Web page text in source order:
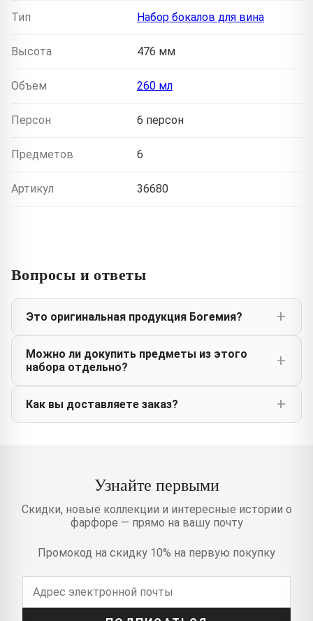
Тип Набор бокалов для вина
Высота 476 мм
Объем 260 мл
Персон 6 персон
Предметов 6
Артикул 36680
Вопросы и ответы
Это оригинальная продукция Богемия?
Можно ли докупить предметы из этого
набора отдельно?
Как вы доставляете заказ?
Узнайте первыми
Скидки, новые коллекции и интересные истории о
фарфоре — прямо на вашу почту
Промокод на скидку 10% на первую покупку